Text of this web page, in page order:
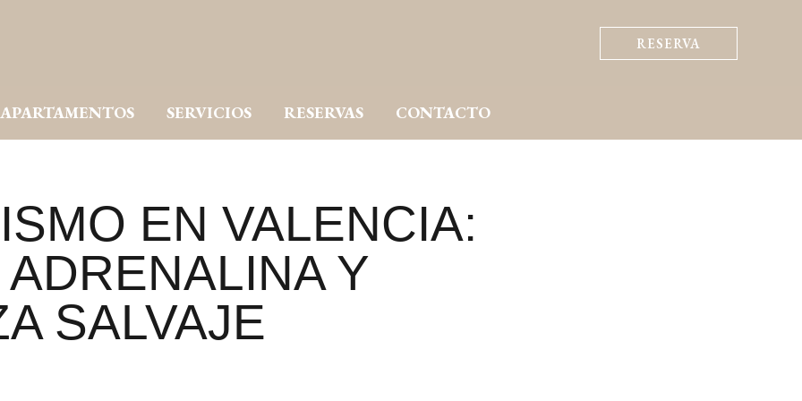
RESERVA
APARTAMENTOS SERVICIOS RESERVAS CONTACTO
EN VALENCIA:
Y
SALVAJE